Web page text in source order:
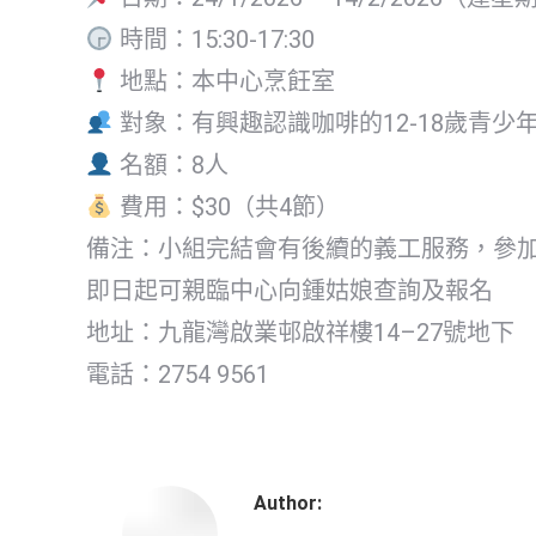
時間：15:30-17:30
地點：本中心烹飪室
對象：有興趣認識咖啡的12-18歲青少
名額：8人
費用：$30（共4節）
備注：小組完結會有後續的義工服務，參
即日起可親臨中心向鍾姑娘查詢及報名
地址：九龍灣啟業邨啟祥樓14–27號地下
電話：2754 9561
Author: